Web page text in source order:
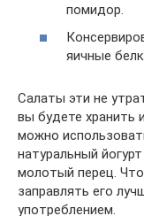
помидор.
яичные
Салаты эти не
вы будете хранить
можно
натуральный
молотый перец.
заправлять его
употреблением.